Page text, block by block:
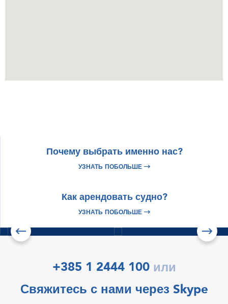
Почему выбрать именно нас?
УЗНАТЬ ПОБОЛЬШЕ
Как арендовать судно?
УЗНАТЬ ПОБОЛЬШЕ
Истрия и Кварнер
ИЗУЧИТЕ
Хорватия
Узнать больше
+385 1 2444 100 или
Свяжитесь с нами через Skype